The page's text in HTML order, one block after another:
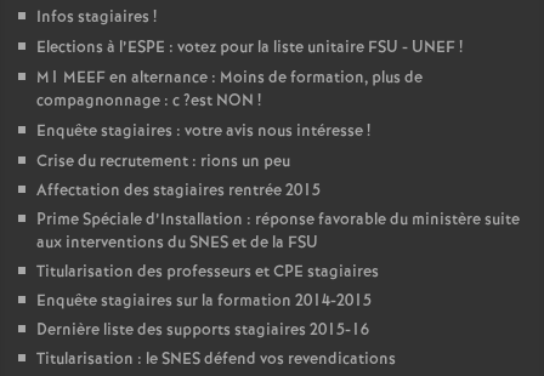
Infos stagiaires !
Elections à l’ESPE : votez pour la liste unitaire FSU - UNEF!
M1 MEEFen alternance : Moins de formation, plus de
compagnonnage : c?est NON !
Enquête stagiaires : votre avis nous intéresse!
Crise du recrutement : rions un peu
Affectation des stagiaires rentrée 2015
Prime Spéciale d’Installation : réponse favorable du ministère suite
aux interventions duSNESet de la FSU
Titularisation des professeurs etCPE stagiaires
Enquête stagiaires sur la formation 2014-2015
Dernière liste des supports stagiaires 2015-16
Titularisation : leSNESdéfend vos revendications